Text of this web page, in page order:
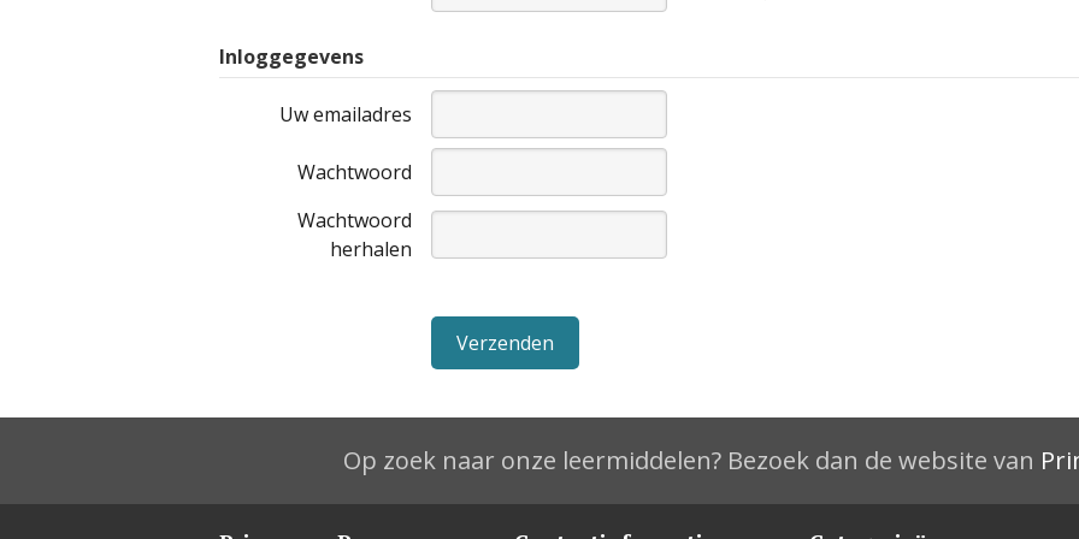
Inloggegevens
Uw emailadres
Wachtwoord
Wachtwoord
herhalen
Op zoek naar onze leermiddelen? Bezoek dan de website van